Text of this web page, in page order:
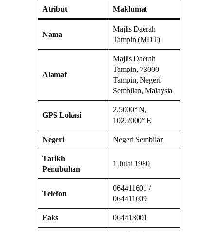
Atribut Maklumat
Nama
Majlis Daerah
Tampin (MDT)
Alamat
Majlis Daerah
Tampin, 73000
Tampin, Negeri
Sembilan, Malaysia
GPS Lokasi
2.5000° N,
102.2000° E
Negeri Negeri Sembilan
Tarikh
Penubuhan
1 Julai 1980
Telefon
064411601 /
064411609
Faks 064413001